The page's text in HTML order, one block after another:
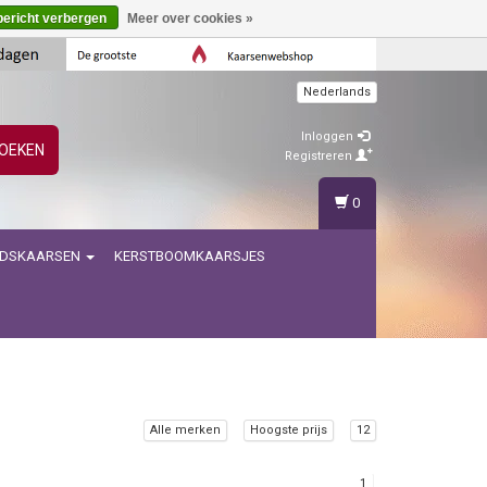
Nederlands
Inloggen
Registreren
KERSTBOOMKAARSJES
0
Alle merken Hoogste prijs 12
1
verbergen Meer over cookies »